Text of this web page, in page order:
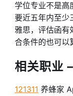
学位专业不是高
要近五年内至少
雅思，评估函有
合条件的也可以
相关职业
121311 养蜂家